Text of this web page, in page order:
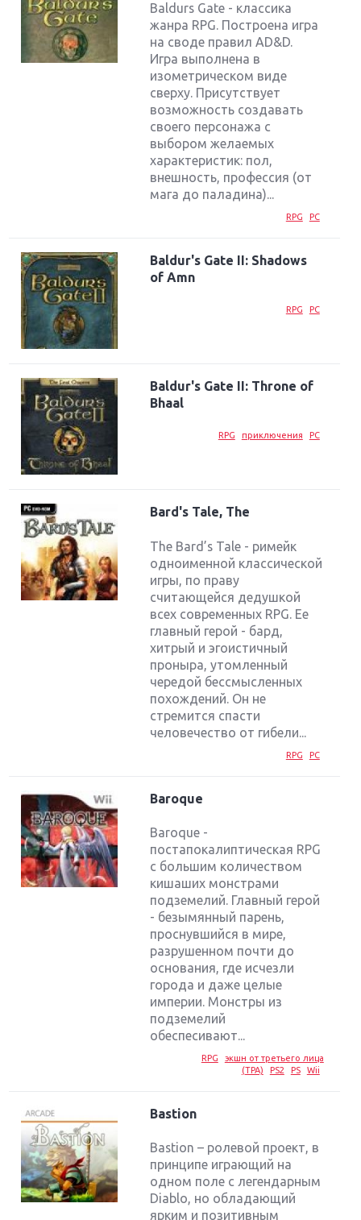
Baldurs Gate - классика
жанра RPG. Построена игра
на своде правил AD&D.
Игра выполнена в
изометрическом виде
сверху. Присутствует
возможность создавать
своего персонажа с
выбором желаемых
характеристик: пол,
внешность, профессия (от
мага до паладина)...
RPG PC
Baldur's Gate II: Shadows
of Amn
RPG PC
Baldur's Gate II: Throne of
Bhaal
RPG приключения PC
Bard's Tale, The
The Bard’s Tale - римейк
одноименной классической
игры, по праву
считающейся дедушкой
всех современных RPG. Ее
главный герой - бард,
хитрый и эгоистичный
проныра, утомленный
чередой бессмысленных
похождений. Он не
стремится спасти
человечество от гибели...
RPG PC
Baroque
Baroque -
постапокалиптическая RPG
с большим количеством
кишаших монстрами
подземелий. Главный герой
- безымянный парень,
проснувшийся в мире,
разрушенном почти до
основания, где исчезли
города и даже целые
империи. Монстры из
подземелий
обеспесивают...
RPG
экшн от третьего лица
(TPA)
PS2 PS Wii
Bastion
Bastion – ролевой проект, в
принципе играющий на
одном поле с легендарным
Diablo, но обладающий
ярким и позитивным